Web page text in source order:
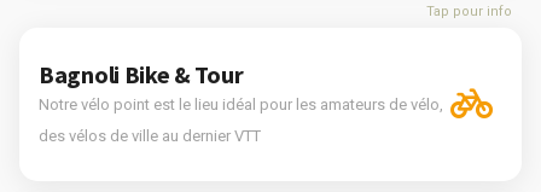
Tap pour info
Bagnoli Bike & Tour
Notre vélo point est le lieu idéal pour les amateurs de vélo,
des vélos de ville au dernier VTT